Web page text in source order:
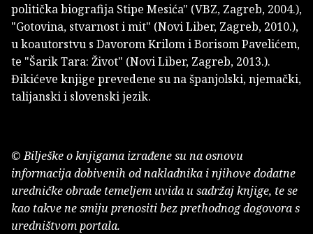
politička biografija Stipe Mesića" (VBZ, Zagreb, 2004.),
"Gotovina, stvarnost i mit" (Novi Liber, Zagreb, 2010.),
u koautorstvu s Davorom Krilom i Borisom Pavelićem,
te "Šarik Tara: Život" (Novi Liber, Zagreb, 2013.).
Đikićeve knjige prevedene su na španjolski, njemački,
talijanski i slovenski jezik.
© Bilješke o knjigama izrađene su na osnovu
informacija dobivenih od nakladnika i njihove dodatne
uredničke obrade temeljem uvida u sadržaj knjige, te se
kao takve ne smiju prenositi bez prethodnog dogovora s
uredništvom portala.